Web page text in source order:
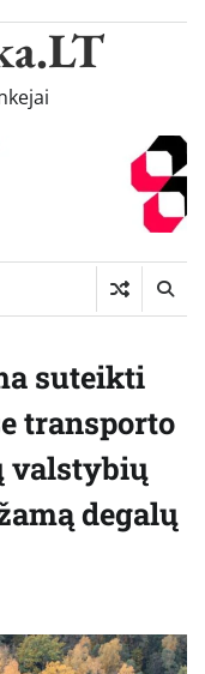
suteikti
transporto
valstybių
degalų